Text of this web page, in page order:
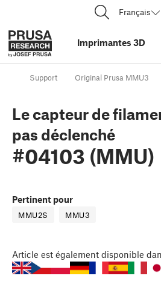
Français
Imprimantes 3D
Support Original Prusa MMU3
Le capteur de
pas déclenché
#04103 (MMU)
Pertinent pour
MMU2S MMU3
Article est également disponible